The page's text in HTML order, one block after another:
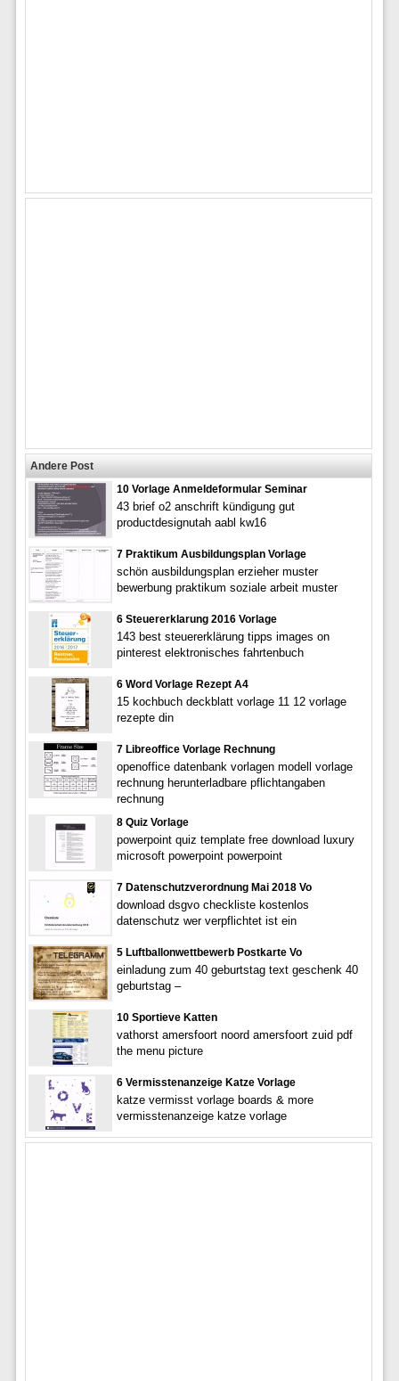
Andere Post
10 Vorlage Anmeldeformular Seminar
43 brief o2 anschrift kündigung gut
productdesignutah aabl kw16
7 Praktikum Ausbildungsplan Vorlage
schön ausbildungsplan erzieher muster
bewerbung praktikum soziale arbeit muster
6 Steuererklarung 2016 Vorlage
143 best steuererklärung tipps images on
pinterest elektronisches fahrtenbuch
6 Word Vorlage Rezept A4
15 kochbuch deckblatt vorlage 11 12 vorlage
rezepte din
7 Libreoffice Vorlage Rechnung
openoffice datenbank vorlagen modell vorlage
rechnung herunterladbare pflichtangaben
rechnung
8 Quiz Vorlage
powerpoint quiz template free download luxury
microsoft powerpoint powerpoint
7 Datenschutzverordnung Mai 2018 Vo
download dsgvo checkliste kostenlos
datenschutz wer verpflichtet ist ein
5 Luftballonwettbewerb Postkarte Vo
einladung zum 40 geburtstag text geschenk 40
geburtstag –
10 Sportieve Katten
vathorst amersfoort noord amersfoort zuid pdf
the menu picture
6 Vermisstenanzeige Katze Vorlage
katze vermisst vorlage boards & more
vermisstenanzeige katze vorlage